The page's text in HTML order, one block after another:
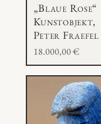
„Blaue Rose“
Kunstobjekt,
Peter Fraefel
18.000,00€